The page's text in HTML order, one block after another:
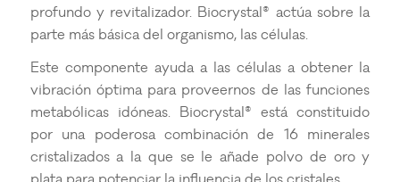
profundo y revitalizador. Biocrystal® actúa sobre la
parte más básica del organismo, las células.
Este componente ayuda a las células a obtener la
vibración óptima para proveernos de las funciones
metabólicas idóneas. Biocrystal® está constituido
por una poderosa combinación de 16 minerales
cristalizados a la que se le añade polvo de oro y